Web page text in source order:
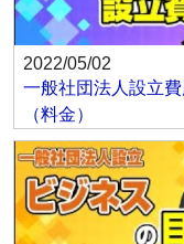
2022/05/02
一般社団法人設立費
（料金）